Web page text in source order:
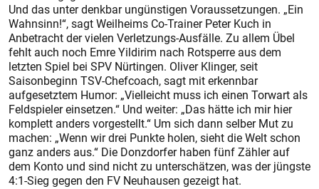
Und das unter denkbar ungünstigen Voraussetzungen. „Ein
Wahnsinn!“, sagt Weilheims Co-Trainer Peter Kuch in
Anbetracht der vielen ­Verletzungs-Ausfälle. Zu allem Übel
fehlt auch noch Emre Yildirim nach Rotsperre aus dem
letzten Spiel bei SPV Nürtingen. Oliver Klinger, seit
Saisonbeginn TSV-Chefcoach, sagt mit erkennbar
aufgesetztem Humor: „Vielleicht muss ich einen Torwart als
Feldspieler einsetzen.“ Und weiter: „Das hätte ich mir hier
komplett anders vorgestellt.“ Um sich dann selber Mut zu
machen: „Wenn wir drei Punkte holen, sieht die Welt schon
ganz anders aus.“ Die Donzdorfer haben fünf Zähler auf
dem Konto und sind nicht zu unterschätzen, was der jüngste
4:1-Sieg gegen den FV Neuhausen gezeigt hat.